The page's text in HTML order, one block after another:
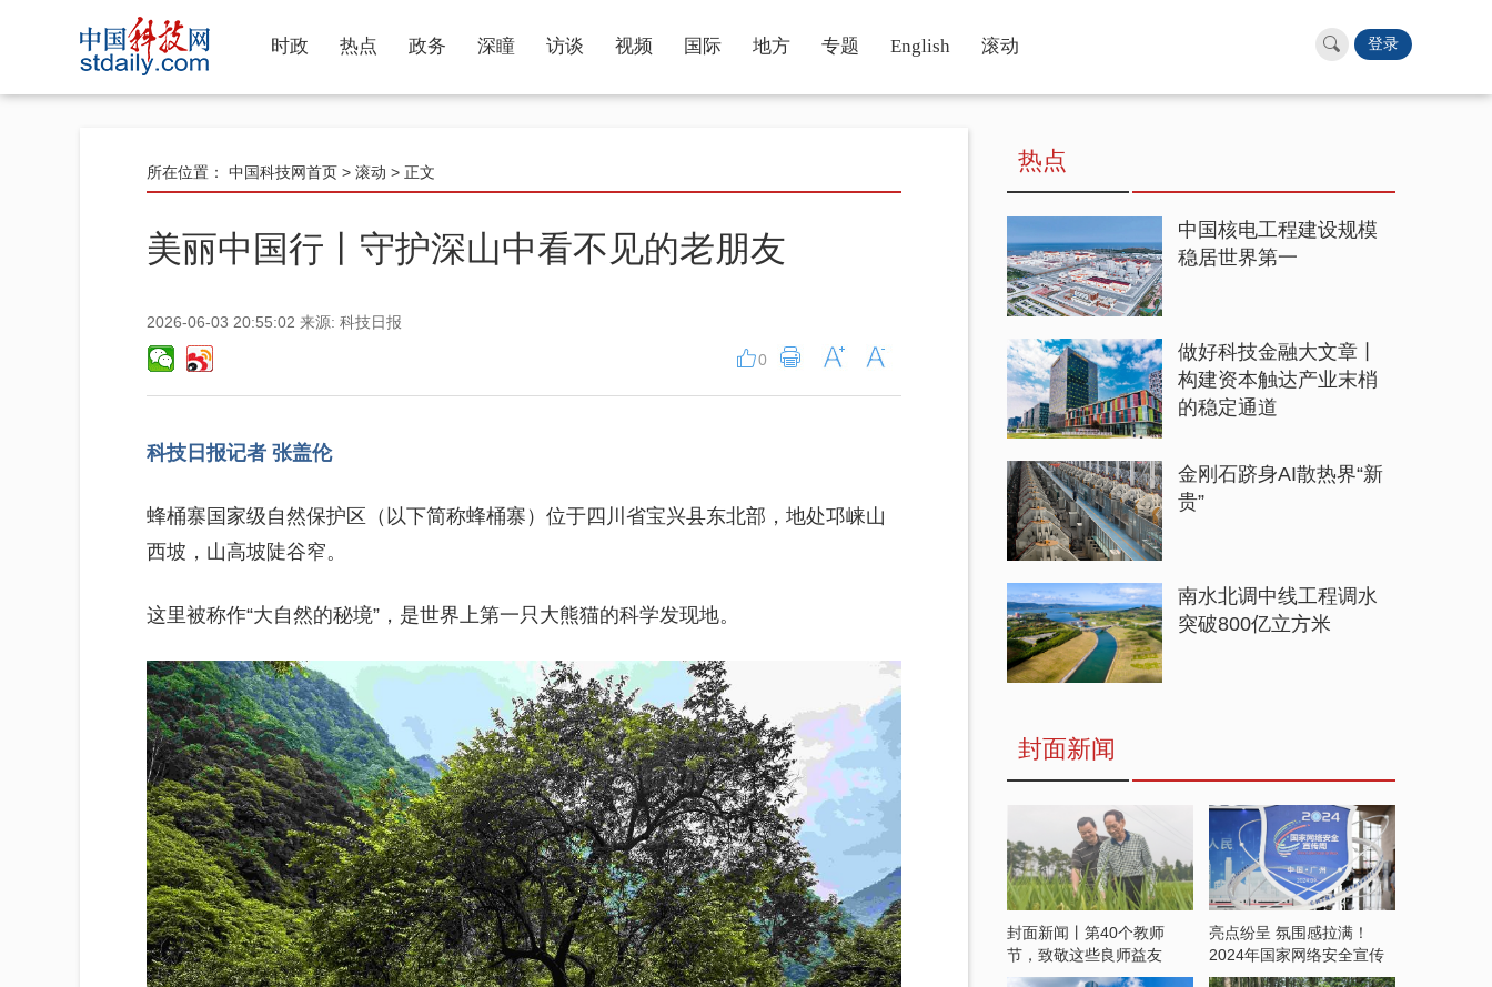
时政 热点 政务 深瞳 访谈 视频 国际 地方 专题 English 滚动 登录
所在位置： 中国科技网首页 > 滚动 > 正文
美丽中国行丨守护深山中看不见的老朋友
2026-06-03 20:55:02 来源: 科技日报
0
科技日报记者 张盖伦
蜂桶寨国家级自然保护区（以下简称蜂桶寨）位于四川省宝兴县东北部，地处邛崃山
西坡，山高坡陡谷窄。
这里被称作“大自然的秘境”，是世界上第一只大熊猫的科学发现地。
热点
中国核电工程建设规模
稳居世界第一
做好科技金融大文章丨
构建资本触达产业末梢
的稳定通道
金刚石跻身AI散热界“新
贵”
南水北调中线工程调水
突破800亿立方米
封面新闻
封面新闻丨第40个教师
节，致敬这些良师益友
亮点纷呈 氛围感拉满！
2024年国家网络安全宣传
周开启